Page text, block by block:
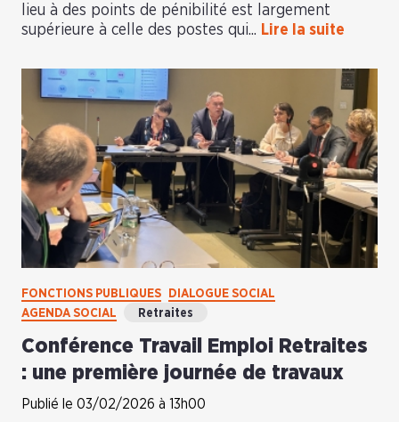
lieu à des points de pénibilité est largement
supérieure à celle des postes qui... Lire la suite
FONCTIONS PUBLIQUES
DIALOGUE SOCIAL
AGENDA SOCIAL
Retraites
Conférence Travail Emploi Retraites
: une première journée de travaux
Publié le 03/02/2026 à 13h00